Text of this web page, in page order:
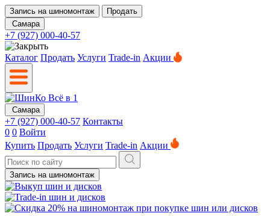
Запись на шиномонтаж
Продать
Самара
+7 (927) 000-40-57
Каталог Продать Услуги Trade-in Акции
Самара
+7 (927) 000-40-57 Контакты
0 0 Войти
Купить Продать Услуги Trade-in Акции
Запись на шиномонтаж